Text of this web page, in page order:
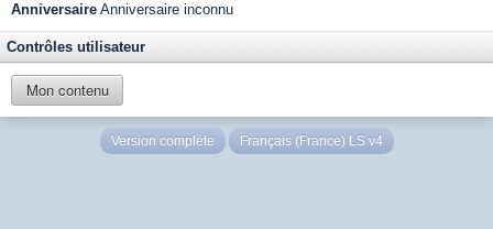
Anniversaire Anniversaire inconnu
Contrôles utilisateur
Mon contenu
Version complète Français (France) LS v4